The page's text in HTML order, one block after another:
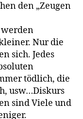
den „Zeugen
werden
Nur die
sich. Jedes
tödlich, die
usw…Diskurs
sind Viele und